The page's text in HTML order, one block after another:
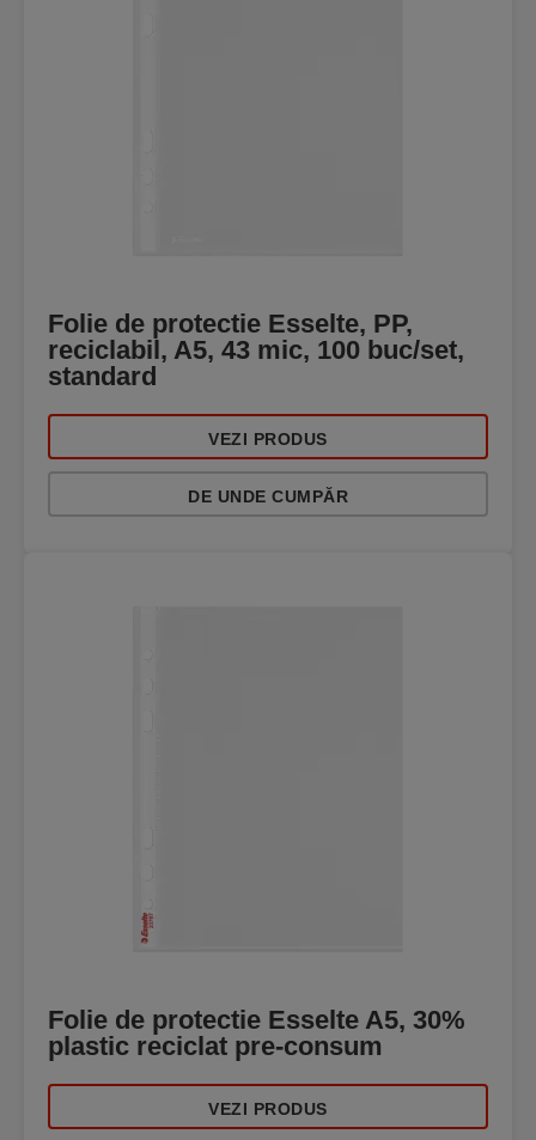
Folie de protectie Esselte, PP,
reciclabil, A5, 43 mic, 100 buc/set,
standard
VEZI PRODUS
DE UNDE CUMPĂR
Folie de protectie Esselte A5, 30%
plastic reciclat pre-consum
VEZI PRODUS